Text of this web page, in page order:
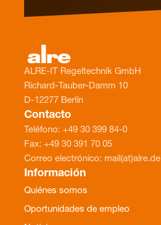
ALRE-IT Regeltechnik GmbH
Richard-Tauber-Damm 10
D-12277 Berlín
Contacto
Teléfono: +49 30 399 84-0
Fax: +49 30 391 70 05
Correo electrónico: mail(at)alre.de
Información
Quiénes somos
Oportunidades de empleo